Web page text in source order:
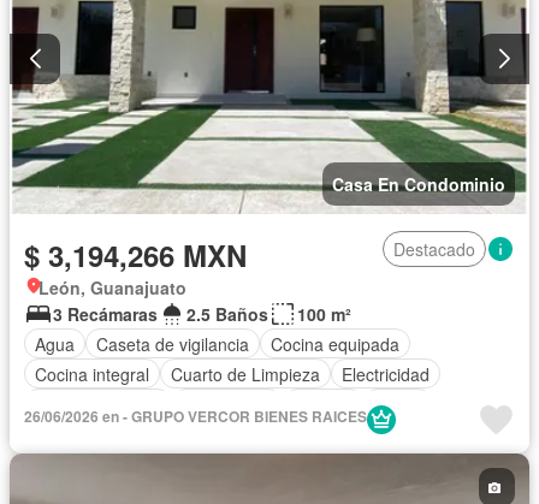
Casa En Condominio
$ 3,194,266 MXN
Destacado
León, Guanajuato
3 Recámaras
2.5 Baños
100 m²
Agua
Caseta de vigilancia
Cocina equipada
Cocina integral
Cuarto de Limpieza
Electricidad
Jardín
Televisión por cable
26/06/2026 en - GRUPO VERCOR BIENES RAICES